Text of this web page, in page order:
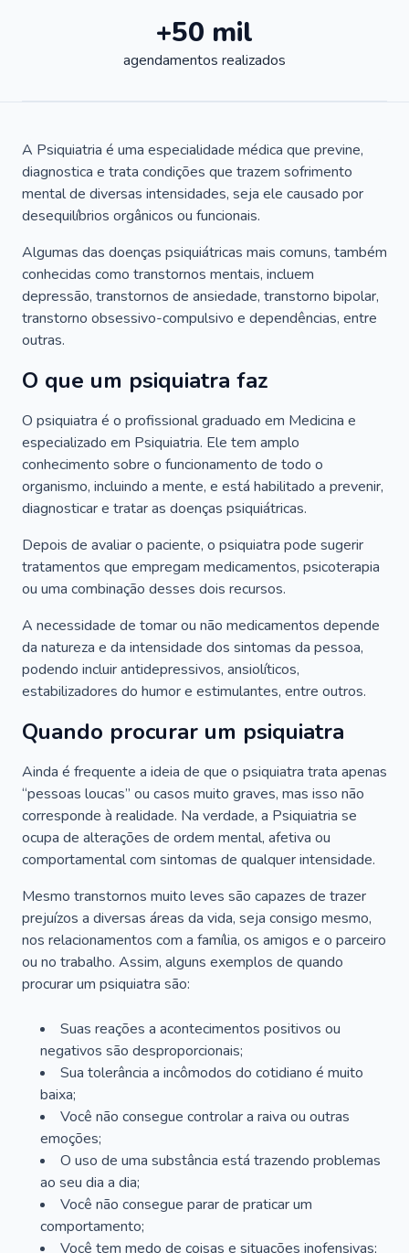
+50 mil
agendamentos realizados
A Psiquiatria é uma especialidade médica que previne,
diagnostica e trata condições que trazem sofrimento
mental de diversas intensidades, seja ele causado por
desequilíbrios orgânicos ou funcionais.
Algumas das doenças psiquiátricas mais comuns, também
conhecidas como transtornos mentais, incluem
depressão, transtornos de ansiedade, transtorno bipolar,
transtorno obsessivo-compulsivo e dependências, entre
outras.
O que um psiquiatra faz
O psiquiatra é o profissional graduado em Medicina e
especializado em Psiquiatria. Ele tem amplo
conhecimento sobre o funcionamento de todo o
organismo, incluindo a mente, e está habilitado a prevenir,
diagnosticar e tratar as doenças psiquiátricas.
Depois de avaliar o paciente, o psiquiatra pode sugerir
tratamentos que empregam medicamentos, psicoterapia
ou uma combinação desses dois recursos.
A necessidade de tomar ou não medicamentos depende
da natureza e da intensidade dos sintomas da pessoa,
podendo incluir antidepressivos, ansiolíticos,
estabilizadores do humor e estimulantes, entre outros.
Quando procurar um psiquiatra
Ainda é frequente a ideia de que o psiquiatra trata apenas
“pessoas loucas” ou casos muito graves, mas isso não
corresponde à realidade. Na verdade, a Psiquiatria se
ocupa de alterações de ordem mental, afetiva ou
comportamental com sintomas de qualquer intensidade.
Mesmo transtornos muito leves são capazes de trazer
prejuízos a diversas áreas da vida, seja consigo mesmo,
nos relacionamentos com a família, os amigos e o parceiro
ou no trabalho. Assim, alguns exemplos de quando
procurar um psiquiatra são:
Suas reações a acontecimentos positivos ou
negativos são desproporcionais;
Sua tolerância a incômodos do cotidiano é muito
baixa;
Você não consegue controlar a raiva ou outras
emoções;
O uso de uma substância está trazendo problemas
ao seu dia a dia;
Você não consegue parar de praticar um
comportamento;
Você tem medo de coisas e situações inofensivas;